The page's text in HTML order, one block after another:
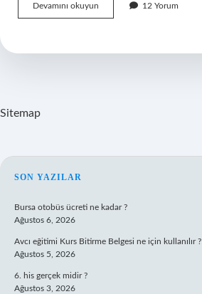
Devamını okuyun Dönülemez
Lehtar
12 Yorum
Sitemap
SIDEBAR
SON YAZILAR
Bursa otobüs ücreti ne kadar ?
Ağustos 6, 2026
Avcı eğitimi Kurs Bitirme Belgesi ne için kullanılır ?
Ağustos 5, 2026
6. his gerçek midir ?
Ağustos 3, 2026